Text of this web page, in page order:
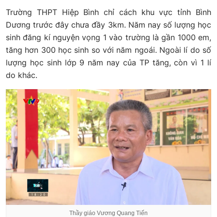
Trường THPT Hiệp Bình chỉ cách khu vực tỉnh Bình
Dương trước đây chưa đầy 3km. Năm nay số lượng học
sinh đăng kí nguyện vọng 1 vào trường là gần 1000 em,
tăng hơn 300 học sinh so với năm ngoái. Ngoài lí do số
lượng học sinh lớp 9 năm nay của TP tăng, còn vì 1 lí
do khác.
Thầy giáo Vương Quang Tiến